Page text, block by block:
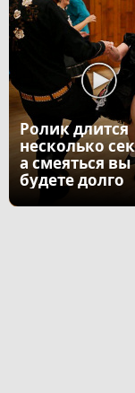
Ролик длится
несколько
а смеяться вы
будете долго